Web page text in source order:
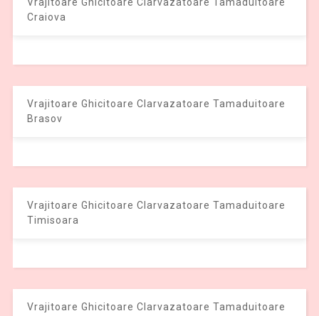
Craiova
Vrajitoare Ghicitoare Clarvazatoare Tamaduitoare
Brasov
Vrajitoare Ghicitoare Clarvazatoare Tamaduitoare
Timisoara
Vrajitoare Ghicitoare Clarvazatoare Tamaduitoare